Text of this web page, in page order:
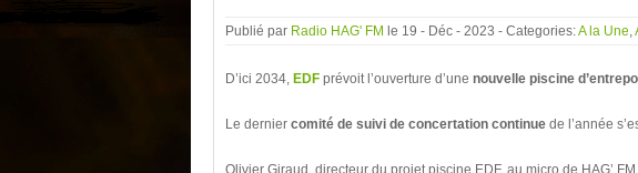
Publié par Radio HAG' FM le 19 - Déc - 2023 - Categories:A la Une,
D’ici 2034, EDF prévoit l’ouverture d’une nouvelle piscine
Le dernier comité de suivi de concertation continue de l’année
Olivier Giraud, directeur du projet piscine EDF, au micro de HAG’ FM.